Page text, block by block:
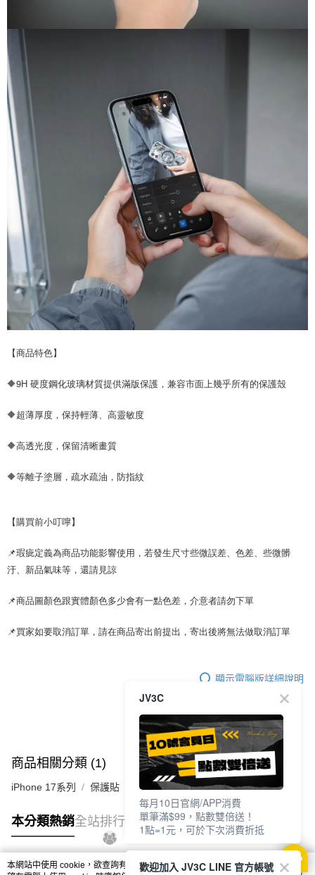
【商品特色】
🔶9H 硬度鋼化玻璃材質提供滿版保護，兼容市面上幾乎所有的保護殼
🔶超薄厚度，保持輕薄、高靈敏度
🔶高透光度，保留清晰畫質
🔶等離子塗層，疏水疏油，防指紋
【購買前小叮嚀】
📌瑕疵定義為商品功能影響使用，若發生尺寸些微誤差、色差、些微髒
汙、新品氣味等，還請見諒
📌商品圖顏色跟實體顏色多少會有一點色差，介意者請勿下單
📌買家如要取消訂單，請在商品寄出前提出，寄出後將無法做取消訂單
顯示電腦版詳細說明
商品相關分類 (1)
iPhone 17系列 保護貼
本分類熱銷全站排行
本網站中使用 cookie，欲查詢有關本網站使用 cookie 方式之詳情，及若您不希
JV3C
每月10日官網/APP消費
單筆滿$99，點數雙倍送！
1點=1元，可於下次消費折抵
歡迎加入 JV3C LINE 官方帳號